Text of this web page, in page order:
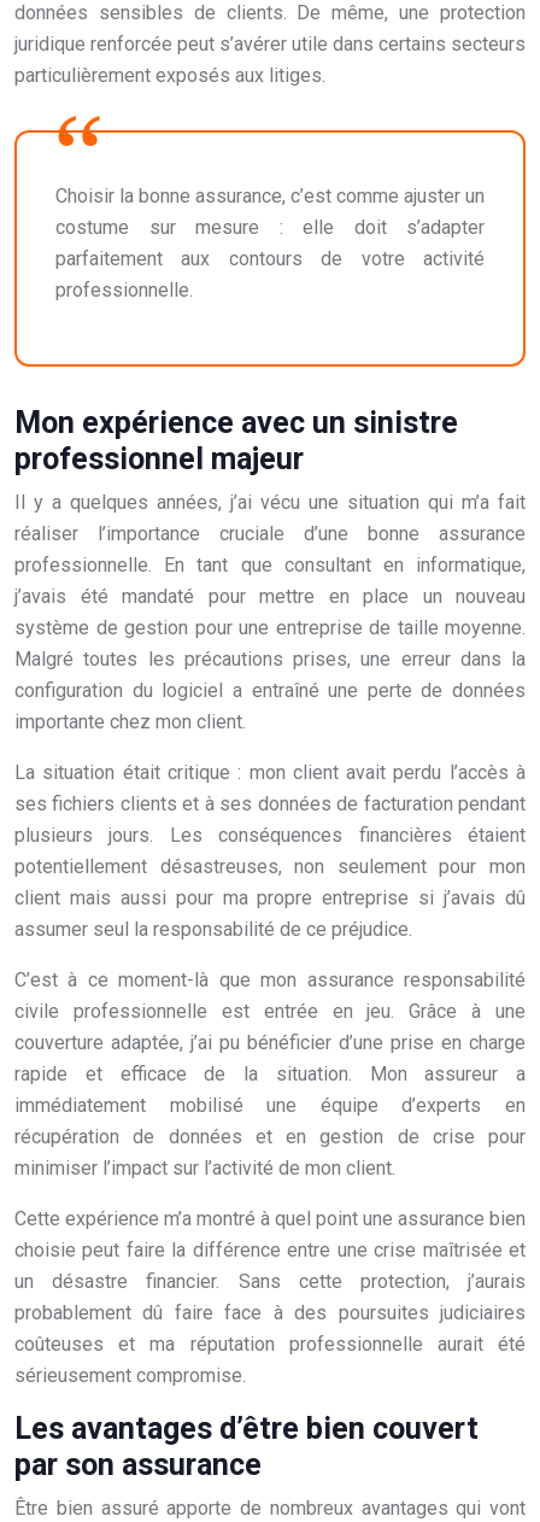
données sensibles de clients. De même, une protection
juridique renforcée peut s’avérer utile dans certains secteurs
particulièrement exposés aux litiges.
Choisir la bonne assurance, c’est comme ajuster un
costume sur mesure : elle doit s’adapter
parfaitement aux contours de votre activité
professionnelle.
Mon expérience avec un sinistre
professionnel majeur
Il y a quelques années, j’ai vécu une situation qui m’a fait
réaliser l’importance cruciale d’une bonne assurance
professionnelle. En tant que consultant en informatique,
j’avais été mandaté pour mettre en place un nouveau
système de gestion pour une entreprise de taille moyenne.
Malgré toutes les précautions prises, une erreur dans la
configuration du logiciel a entraîné une perte de données
importante chez mon client.
La situation était critique : mon client avait perdu l’accès à
ses fichiers clients et à ses données de facturation pendant
plusieurs jours. Les conséquences financières étaient
potentiellement désastreuses, non seulement pour mon
client mais aussi pour ma propre entreprise si j’avais dû
assumer seul la responsabilité de ce préjudice.
C’est à ce moment-là que mon assurance responsabilité
civile professionnelle est entrée en jeu. Grâce à une
couverture adaptée, j’ai pu bénéficier d’une prise en charge
rapide et efficace de la situation. Mon assureur a
immédiatement mobilisé une équipe d’experts en
récupération de données et en gestion de crise pour
minimiser l’impact sur l’activité de mon client.
Cette expérience m’a montré à quel point une assurance bien
choisie peut faire la différence entre une crise maîtrisée et
un désastre financier. Sans cette protection, j’aurais
probablement dû faire face à des poursuites judiciaires
coûteuses et ma réputation professionnelle aurait été
sérieusement compromise.
Les avantages d’être bien couvert
par son assurance
Être bien assuré apporte de nombreux avantages qui vont